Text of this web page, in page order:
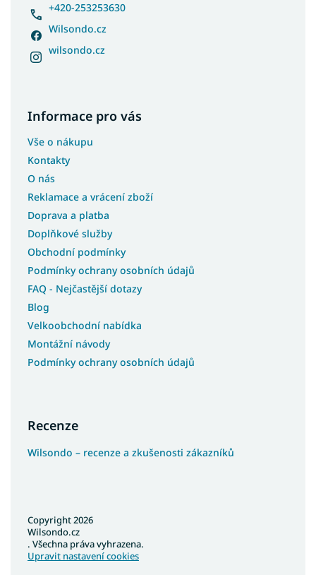
+420-253253630
Wilsondo.cz
wilsondo.cz
Informace pro vás
Vše o nákupu
Kontakty
O nás
Reklamace a vrácení zboží
Doprava a platba
Doplňkové služby
Obchodní podmínky
Podmínky ochrany osobních údajů
FAQ - Nejčastější dotazy
Blog
Velkoobchodní nabídka
Montážní návody
Podmínky ochrany osobních údajů
Recenze
Wilsondo – recenze a zkušenosti zákazníků
Copyright 2026
Wilsondo.cz
. Všechna práva vyhrazena.
Upravit nastavení cookies